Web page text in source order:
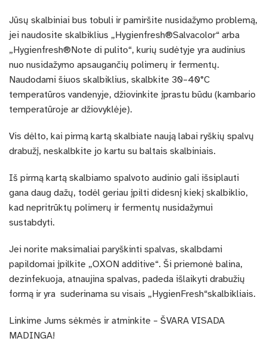
Jūsų skalbiniai bus tobuli ir pamiršite nusidažymo problemą,
jei naudosite skalbiklius „Hygienfresh®Salvacolor“ arba
„Hygienfresh®Note di pulito“, kurių sudėtyje yra audinius
nuo nusidažymo apsaugančių polimerų ir fermentų.
Naudodami šiuos skalbiklius, skalbkite 30–40°C
temperatūros vandenyje, džiovinkite įprastu būdu (kambario
temperatūroje ar džiovyklėje).
Vis dėlto, kai pirmą kartą skalbiate naują labai ryškių spalvų
drabužį, neskalbkite jo kartu su baltais skalbiniais.
Iš pirmą kartą skalbiamo spalvoto audinio gali išsiplauti
gana daug dažų, todėl geriau įpilti didesnį kiekį skalbiklio,
kad nepritrūktų polimerų ir fermentų nusidažymui
sustabdyti.
Jei norite maksimaliai paryškinti spalvas, skalbdami
papildomai įpilkite „OXON additive“. Ši priemonė balina,
dezinfekuoja, atnaujina spalvas, padeda išlaikyti drabužių
formą ir yra suderinama su visais „HygienFresh“skalbikliais.
Linkime Jums sėkmės ir atminkite – ŠVARA VISADA
MADINGA!